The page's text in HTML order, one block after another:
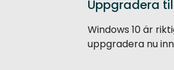
Uppgradera
Windows 10 är
uppgradera nu